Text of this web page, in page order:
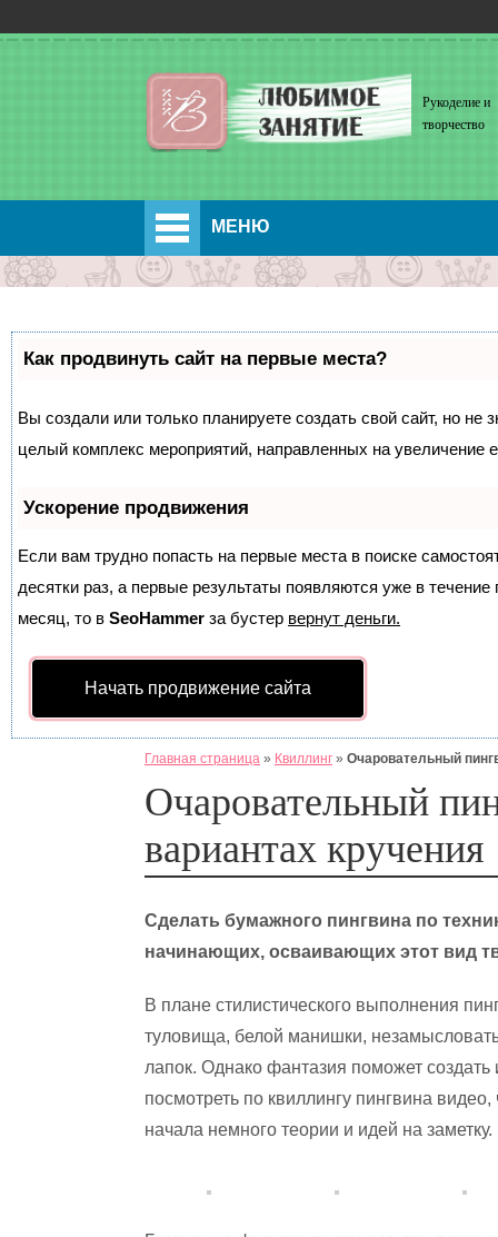
Рукоделие и
творчество
МЕНЮ
Как продвинуть сайт на первые места?
Вы создали или только планируете создать свой сайт, но не
целый комплекс мероприятий, направленных на увеличение
Ускорение продвижения
Если вам трудно попасть на первые места в поиске
десятки раз, а первые результаты появляются уже в
месяц, то в SeoHammer за бустер вернут деньги.
Начать продвижение сайта
Главная страница » Квиллинг » Очаровательный
Очаровательный
вариантах кручения
Сделать бумажного пингвина по
начинающих, осваивающих этот вид
В плане стилистического выполнения
туловища, белой манишки,
лапок. Однако фантазия поможет
посмотреть по квиллингу пингвина
начала немного теории и идей на заметку.